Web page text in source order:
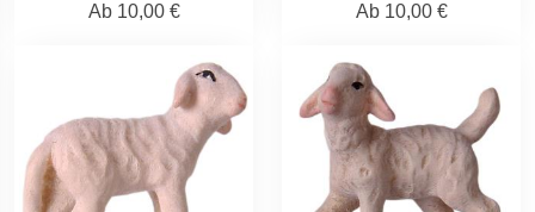
Ab10,00 €
Ab10,00 €